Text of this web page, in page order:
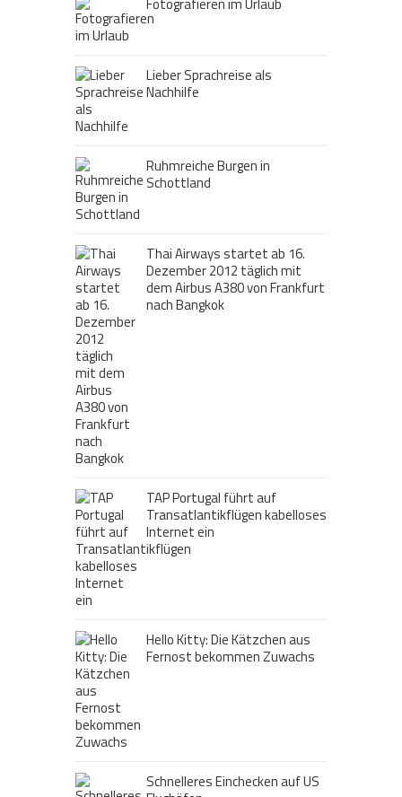
Lieber Sprachreise als
Nachhilfe
Ruhmreiche Burgen in
Schottland
Thai Airways startet ab 16.
Dezember 2012 täglich mit
dem Airbus A380 von Frankfurt
nach Bangkok
TAP Portugal führt auf
Transatlantikflügen kabelloses
Internet ein
Hello Kitty: Die Kätzchen aus
Fernost bekommen Zuwachs
Schnelleres Einchecken auf US